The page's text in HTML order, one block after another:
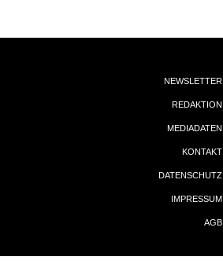
NEWSLETTER
REDAKTION
MEDIADATEN
KONTAKT
DATENSCHUTZ
IMPRESSUM
AGB